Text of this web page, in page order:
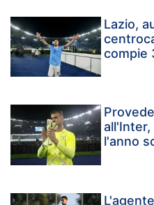
Lazio,
compie
l'anno